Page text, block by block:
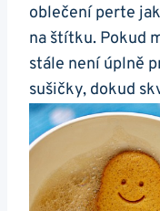
oblečení perte
na štítku. Pokud
stále není úplně
sušičky, dokud